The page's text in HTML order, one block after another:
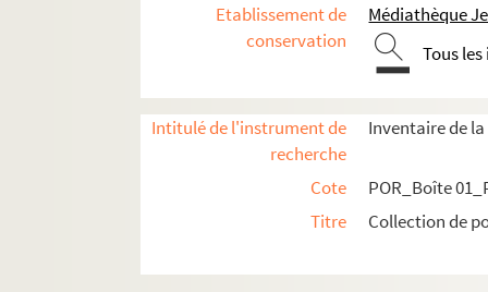
Etablissement de
conservation
Médiathèque
Tous
Intitulé de l'instrument de
recherche
Inventaire de
Cote
POR_Boîte
Titre
Collection de
POR_Boîte 61_Pochette 03. Willems,
POR_Boîte 61_Pochette 04. Willem,
POR_Boîte 61_Pochette 05. Willes
POR_Boîte 61_Pochette 06.
POR_Boîte 61_Pochette 09. Witt,
POR_Boîte 61_Pochette 10. Witt, Jean